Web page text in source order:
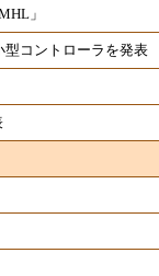
」
コントローラを発表